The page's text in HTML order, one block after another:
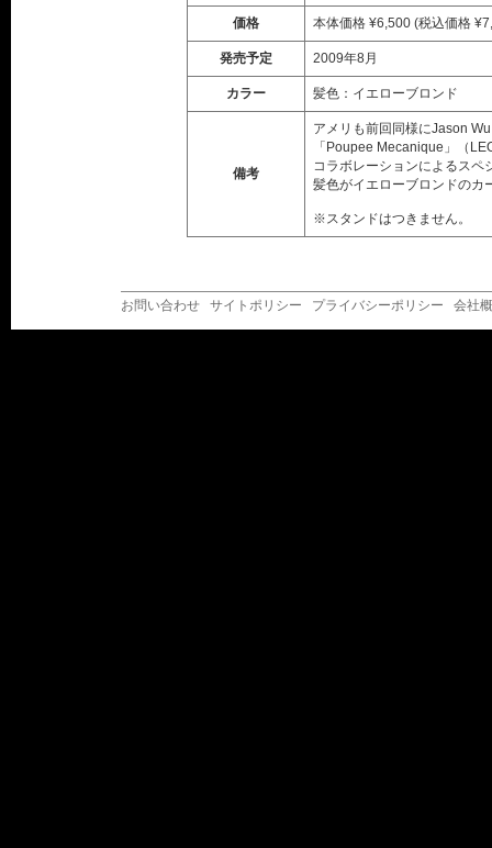
価格 本体価格 ¥6,500 (税込価格
発売予定 2009年8月
カラー 髪色：イエローブロンド
備考
アメリも前回同様にJason
「Poupee Mecanique」（
コラボレーションによるスペ
髪色がイエローブロンドのカ
※スタンドはつきません。
お問い合わせ サイトポリシー プライバシーポリシー 会社